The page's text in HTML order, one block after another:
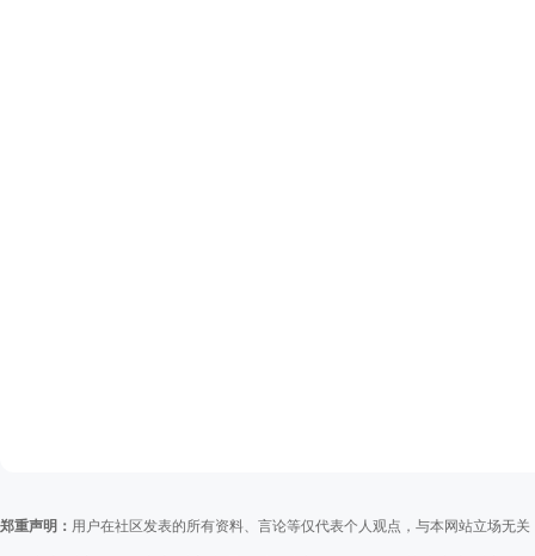
郑重声明： 用户在社区发表的所有资料、言论等仅代表个人观点，与本网站立场无